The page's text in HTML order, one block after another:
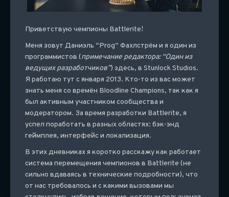
Приветствую чемпионы Battlerite!
Меня зовут Даниэль “Prog” Фахлстрём и я один из
программистов (примечание редактора: “Один из
ведущих разработчиков”) здесь, в Stunlock Studios.
Я работаю тут с января 2013. Кто-то из вас может
знать меня со времён Bloodline Champions, так как я
был активным участником сообщества и
модератором. За время разработки Battlerite, я
успел поработать в разных областях: бэк-энд
геймплея, интерфейс и локализация.
В этих дневниках я коротко расскажу как работает
система перемещения чемпионов в Battlerite (не
сильно вдаваясь в технические подробности), что
от нас требовалось и с какими вызовами мы